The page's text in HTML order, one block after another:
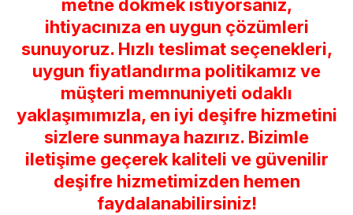
metne dökmek istiyorsanız,
ihtiyacınıza en uygun çözümleri
sunuyoruz. Hızlı teslimat seçenekleri,
uygun fiyatlandırma politikamız ve
müşteri memnuniyeti odaklı
yaklaşımımızla, en iyi deşifre hizmetini
sizlere sunmaya hazırız. Bizimle
iletişime geçerek kaliteli ve güvenilir
deşifre hizmetimizden hemen
faydalanabilirsiniz!